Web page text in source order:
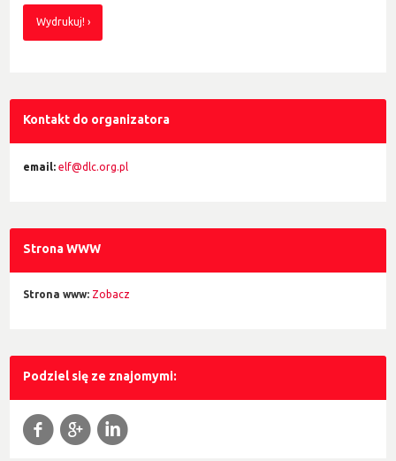
Wydrukuj!
Kontakt do organizatora
email: elf@dlc.org.pl
Strona WWW
Strona www: Zobacz
Podziel się ze znajomymi:
f g l